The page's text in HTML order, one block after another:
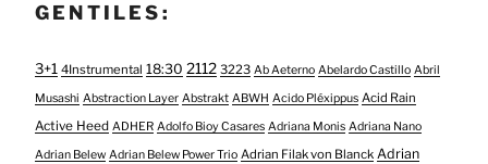
GENTILES:
3+1 4Instrumental 18:30 2112 3223 Ab Aeterno Abelardo Castillo Abril
Musashi Abstraction Layer Abstrakt ABWH Acido Pléxippus Acid Rain
Active Heed ADHER Adolfo Bioy Casares Adriana Monis Adriana Nano
Adrian Belew Adrian Belew Power Trio Adrian Filak von Blanck Adrian